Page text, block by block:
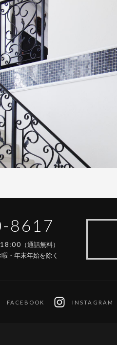
8617
（通話無料）
・年末年始を除く
FACEBOOK INSTAGRAM